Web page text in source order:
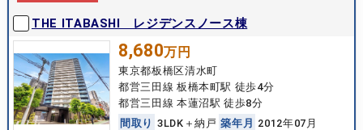
THE ITABASHI レジデンスノース棟
8,680万円
東京都板橋区清水町
都営三田線 板橋本町駅 徒歩4分
都営三田線 本蓮沼駅 徒歩8分
間 取 り 3LDK＋納戸 築年 月 2012年07月